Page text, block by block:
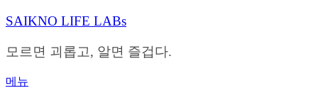
내
으
바
SAIKNO LIFE LABs
모르면 괴롭고, 알면 즐겁다.
메뉴